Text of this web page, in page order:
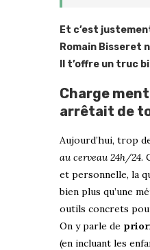
Et c’est
Romain Bisseret
Il t’offre un truc
Charge
arrêtait de
Aujourd’hui, trop
au cerveau 24h/24.
et personnelle, la
bien plus qu’une
outils concrets
On y parle de
(en incluant les